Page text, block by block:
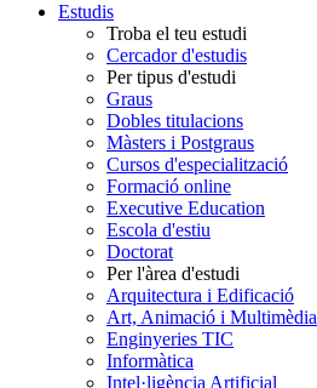
Estudis
Troba el teu estudi
Cercador d'estudis
Per tipus d'estudi
Graus
Dobles titulacions
Màsters i Postgraus
Cursos d'especialització
Formació online
Executive Education
Escola d'estiu
Doctorat
Per l'àrea d'estudi
Arquitectura i Edificació
Art, Animació i Multimèdia
Enginyeries TIC
Informàtica
Intel·ligència Artificial